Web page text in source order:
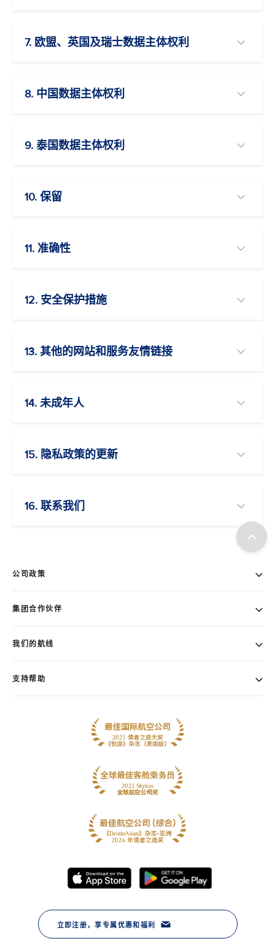
7. 欧盟、英国及瑞士数据主体权利
8. 中国数据主体权利
9. 泰国数据主体权利
10. 保留
11. 准确性
12. 安全保护措施
13. 其他的网站和服务友情链接
14. 未成年人
15. 隐私政策的更新
16. 联系我们